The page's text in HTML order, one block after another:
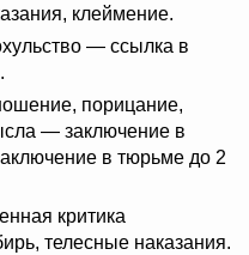
клеймение.
— ссылка в
порицание,
— заключение в
в тюрьме до 2
критика
телесные наказания.